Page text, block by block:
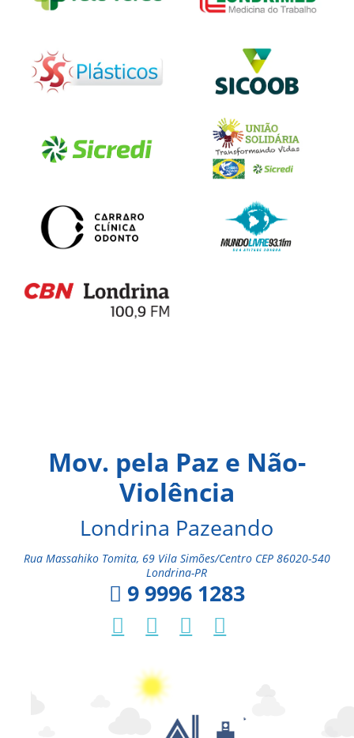
Mov. pela Paz e Não-
Violência
Londrina Pazeando
Rua Massahiko Tomita, 69 Vila Simões/Centro CEP 86020-540
Londrina-PR
9 9996 1283